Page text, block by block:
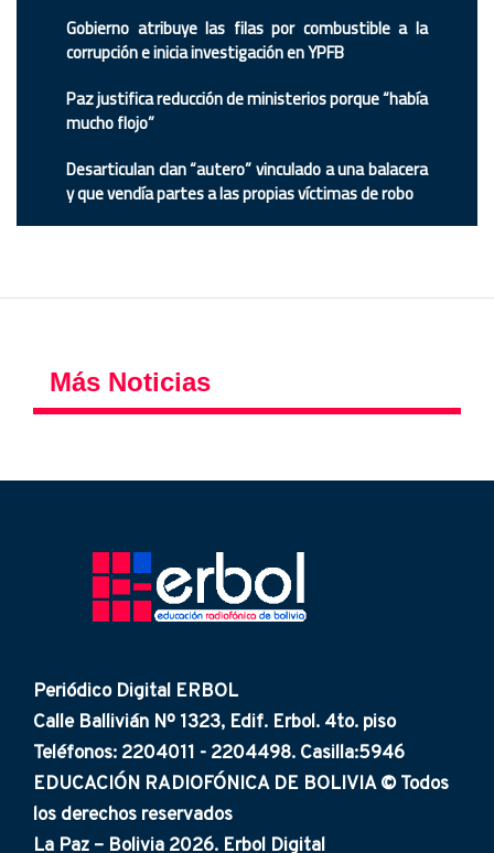
Gobierno atribuye las filas por combustible a la
corrupción e inicia investigación en YPFB
Paz justifica reducción de ministerios porque “había
mucho flojo”
Desarticulan clan “autero” vinculado a una balacera
y que vendía partes a las propias víctimas de robo
Más Noticias
Periódico Digital ERBOL
Calle Ballivián Nº 1323, Edif. Erbol. 4to. piso
Teléfonos: 2204011 - 2204498. Casilla:5946
EDUCACIÓN RADIOFÓNICA DE BOLIVIA © Todos
los derechos reservados
La Paz – Bolivia 2026. Erbol Digital